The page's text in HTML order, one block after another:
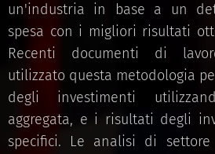
un'industria in base a un
spesa con i migliori risultati
Recenti documenti di
utilizzato questa metodologia
degli investimenti
aggregata, e i risultati degli
specifici. Le analisi di